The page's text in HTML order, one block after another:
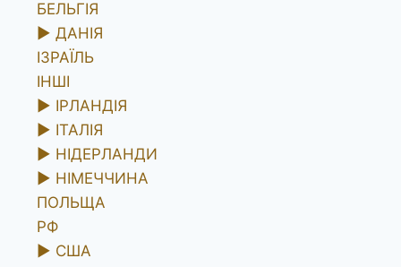
БЕЛЬГІЯ
► ДАНІЯ
ІЗРАЇЛЬ
ІНШІ
► ІРЛАНДІЯ
► ІТАЛІЯ
► НІДЕРЛАНДИ
► НІМЕЧЧИНА
ПОЛЬЩА
РФ
► США